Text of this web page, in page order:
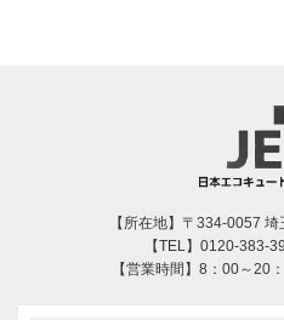
【所在地】〒334-0057
【TEL】0120-383-
【営業時間】8：00～20